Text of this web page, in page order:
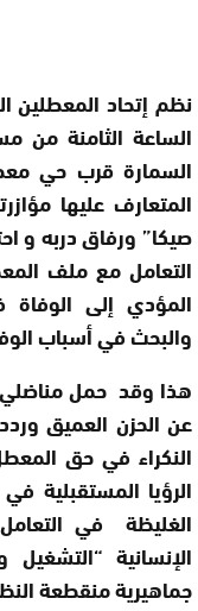
نظم إتحاد المعطلين
السمارة قرب حي
المتعارف عليها
صيكا” ورفاق دربه و
التعامل مع ملف
المؤدي إلى
والبحث في أسباب
هذا وقد حمل مناضلي
عن الحزن العميق
النكراء في حق
الرؤيا المستقبلية
الغليظة في
الإنسانية
جماهيرية منقطعة